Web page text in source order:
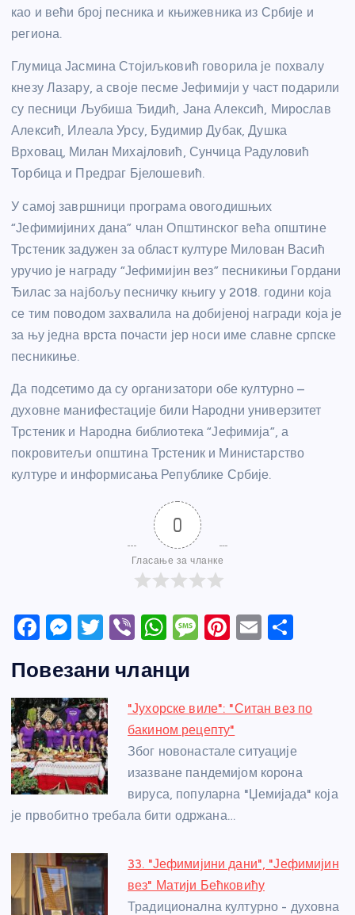
као и већи број песника и књижевника из Србије и
региона.
Глумица Јасмина Стојиљковић говорила је похвалу
кнезу Лазару, а своје песме Јефимији у част подарили
су песници Љубиша Ђидић, Јана Алексић, Мирослав
Алексић, Илеала Урсу, Будимир Дубак, Душка
Врховац, Милан Михајловић, Сунчица Радуловић
Торбица и Предраг Бјелошевић.
У самој завршници програма овогодишњих
“Јефимијиних дана” члан Општинског већа општине
Трстеник задужен за област културе Милован Васић
уручио је награду “Јефимијин вез” песникињи Гордани
Ђилас за најбољу песничку књигу у 2018. години која
се тим поводом захвалила на добијеној награди која је
за њу једна врста почасти јер носи име славне српске
песникиње.
Да подсетимо да су организатори обе културно –
духовне манифестације били Народни универзитет
Трстеник и Народна библиотека “Јефимија”, а
покровитељи општина Трстеник и Министарство
културе и информисања Републике Србије.
0
Гласање за чланке
F
c
e
b
o
o
k
M
ss
e
n
g
er
T
itt
er
Vi
er
W
at
s
A
p
p
M
a
g
e
Pi
e
st
E
e
Повезани чланци
"Јухорске виле": "Ситан вез по
бакином рецепту"
Због новонастале ситуације
изазване пандемијом корона
вируса, популарна "Џемијада" која
је првобитно требала бити одржана…
33. "Јефимијини дани", "Јефимијин
вез" Матији Бећковићу
Традиционална културно - духовна